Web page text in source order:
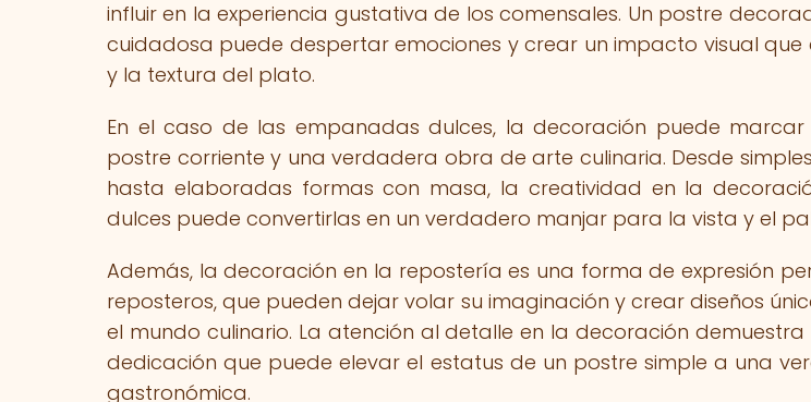
influir en la experiencia gustativa de los comensales. Un postre
cuidadosa puede despertar emociones y crear un impacto visual
y la textura del plato.
En el caso de las empanadas dulces, la decoración puede
postre corriente y una verdadera obra de arte culinaria. Desde
hasta elaboradas formas con masa, la creatividad en la
dulces puede convertirlas en un verdadero manjar para la vista y el
Además, la decoración en la repostería es una forma de expresión
reposteros, que pueden dejar volar su imaginación y crear diseños
el mundo culinario. La atención al detalle en la decoración
dedicación que puede elevar el estatus de un postre simple a una
gastronómica.